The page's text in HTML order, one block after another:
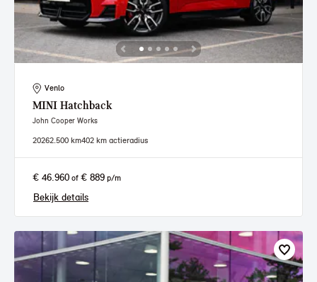
Venlo
MINI Hatchback
John Cooper Works
20262.500 km402 km actieradius
€ 46.960 of € 889 p/m
Bekijk details